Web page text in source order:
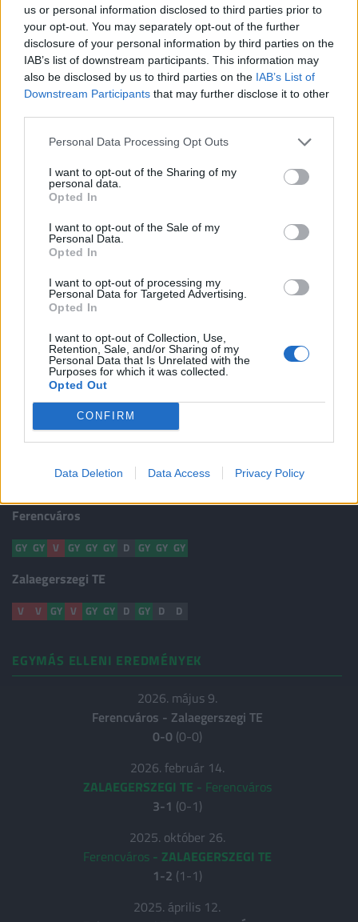
us or personal information disclosed to third parties prior to
your opt-out. You may separately opt-out of the further
disclosure of your personal information by third parties on the
IAB’s list of downstream participants. This information may
also be disclosed by us to third parties on the IAB’s List of
Downstream Participants that may further disclose it to other
Personal Data Processing Opt Outs
I want to opt-out of the Sharing of my
personal data.
Opted In
I want to opt-out of the Sale of my
Personal Data.
Opted In
I want to opt-out of processing my
Personal Data for Targeted Advertising.
Opted In
I want to opt-out of Collection, Use,
Retention, Sale, and/or Sharing of my
Personal Data that Is Unrelated with the
Purposes for which it was collected.
Opted Out
CONFIRM
Data Deletion Data Access Privacy Policy
45'Philippe Rommens⇄Kristoffer Zachariassen
59'Carlos Eduardo Lopes Cruz⇄Osváth Attila
59'Gruber Zsombor⇄ Bamidele Isa Yusuf
82'Nagy Barnabas⇄Szalai Gábor
Gabi Kanikovski ⇄ Habib Maïga
HAZAI SÁRGA LAPOK
Mariano Gómez
VENDÉG CSERÉK
Skribek Alen ⇄ Daniel Alves De Lima
Maxsuell Alegria
Kiss Bence⇄Q. Tchicamboud
João Victor⇄Guilherme Luiz Teixeira
VENDÉG SÁRGA LAPOK
91'Jose Manuel Calderon Portillo
FORMA
Ferencváros
GY GY V GY GY GY D GY GY GY
Zalaegerszegi TE
V V GY V GY GY D GY D D
EGYMÁS ELLENI EREDMÉNYEK
2026. május 9.
Ferencváros - Zalaegerszegi TE
0-0 (0-0)
2026. február 14.
ZALAEGERSZEGI TE - Ferencváros
3-1 (0-1)
2025. október 26.
Ferencváros- ZALAEGERSZEGI TE
1-2 (1-1)
2025. április 12.